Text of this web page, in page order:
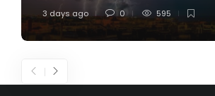
3 days ago 0 595